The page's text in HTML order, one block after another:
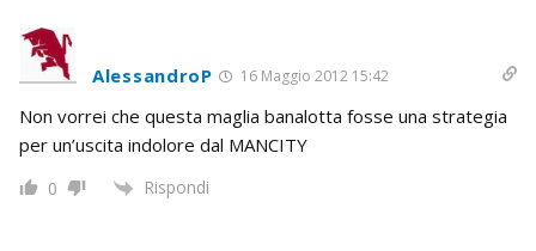
AlessandroP 16 Maggio 2012 15:42
Non vorrei che questa maglia banalotta fosse una strategia
per un’uscita indolore dal MANCITY
0 Rispondi